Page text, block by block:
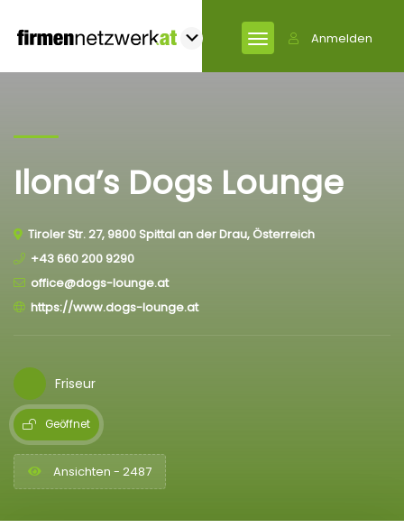
Anmelden
Ilona’s Dogs Lounge
Tiroler Str. 27, 9800 Spittal an der Drau, Österreich
+43 660 200 9290
office@dogs-lounge.at
https://www.dogs-lounge.at
Friseur
Geöffnet
Ansichten - 2487